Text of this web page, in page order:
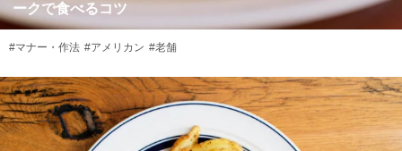
ークで食べるコツ
#マナー・作法 #アメリカン #老舗